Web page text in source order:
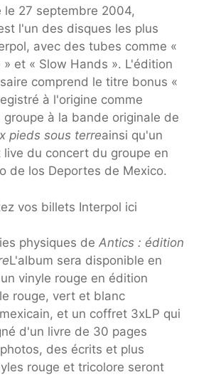
le 27 septembre 2004,
l'un des disques les plus
avec des tubes comme «
» et « Slow Hands ». L'édition
comprend le titre bonus «
à l'origine comme
à la bande originale de
pieds sous terreainsi qu'un
live du concert du groupe en
de los Deportes de Mexico.
vos billets Interpol ici
physiques de Antics : édition
L'album sera disponible en
vinyle rouge en édition
rouge, vert et blanc
et un coffret 3xLP qui
d'un livre de 30 pages
des écrits et plus
rouge et tricolore seront